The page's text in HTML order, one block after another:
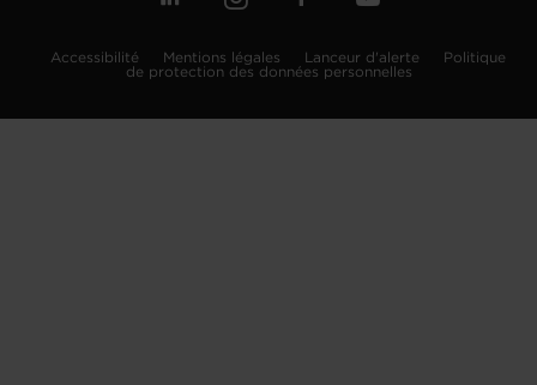
Accessibilité Mentions légales Lanceur d'alerte
Politique
de protection des données personnelles